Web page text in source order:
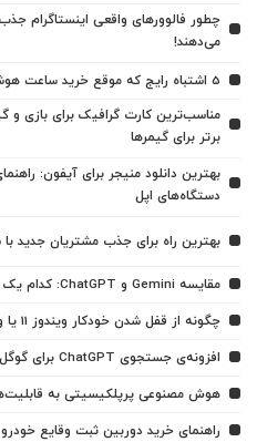
چطور فالوورهای واقعی اینستاگرام
می‌دهند!
5 اشتباه رایج که موقع خرید ساعت هوشمند طرح اپل واچ نباید انجام بدید!
برتر برای گیمرها
بهترین دانلود منیجر برای آیفون:
دستگاه‌های اپل
بهترین راه برای جذب مشتریان جدید با
مقایسه Gemini و ChatGPT: کدام یک بهتر است؟
چگونه از قفل شدن خودکار ویندوز 11 یا ویندوز 10 جلوگیری کنیم؟
افزونه‌ی جستجوی ChatGPT برای گوگل کروم معرفی شد
هوش مصنوعی پرپلکیسیتی به
راهنمای خرید دوربین ثبت وقایع خودرو